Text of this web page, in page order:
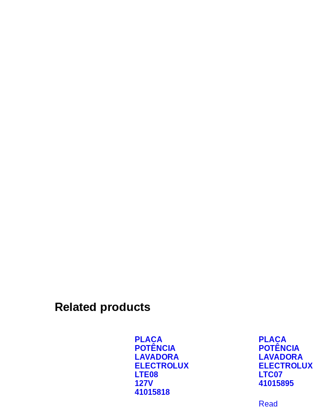
Related products
PLACA
POTÊNCIA
LAVADORA
ELECTROLUX
LTE08
127V
41015818
PLACA
POTÊNCIA
LAVADORA
ELECTROLUX
LTC07
41015895
Read